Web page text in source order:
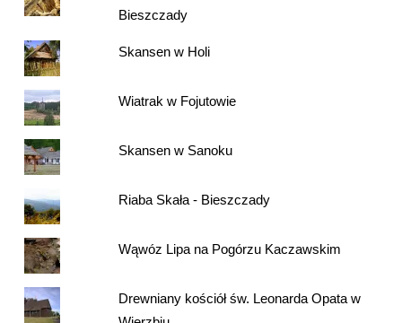
Bieszczady
Skansen w Holi
Wiatrak w Fojutowie
Skansen w Sanoku
Riaba Skała - Bieszczady
Wąwóz Lipa na Pogórzu Kaczawskim
Drewniany kościół św. Leonarda Opata w